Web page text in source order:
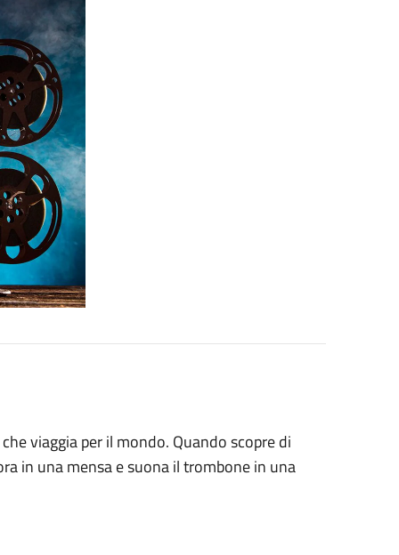
viaggia per il mondo. Quando scopre di
in una mensa e suona il trombone in una